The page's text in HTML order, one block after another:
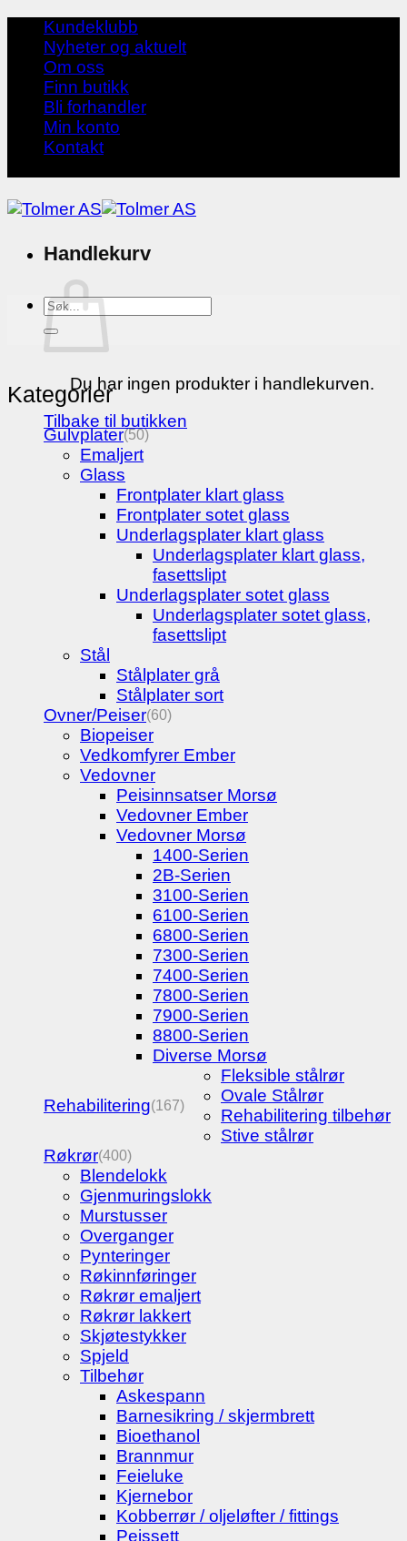
content
Kundeklubb
Nyheter og aktuelt
Om oss
Finn butikk
Bli forhandler
Min konto
Kontakt
Handlekurv
Du har ingen produkter i handlekurven.
Tilbake til butikken
Søk
etter:
Kategorier
Gulvplater(50)
Emaljert
Glass
Frontplater klart glass
Frontplater sotet glass
Underlagsplater klart glass
Underlagsplater klart glass,
fasettslipt
Underlagsplater sotet glass
Underlagsplater sotet glass,
fasettslipt
Stål
Stålplater grå
Stålplater sort
Ovner/Peiser(60)
Biopeiser
Vedkomfyrer Ember
Vedovner
Peisinnsatser Morsø
Vedovner Ember
Vedovner Morsø
1400-Serien
2B-Serien
3100-Serien
6100-Serien
6800-Serien
7300-Serien
7400-Serien
7800-Serien
7900-Serien
8800-Serien
Diverse Morsø
Rehabilitering(167)
Fleksible stålrør
Ovale Stålrør
Rehabilitering tilbehør
Stive stålrør
Røkrør(400)
Blendelokk
Gjenmuringslokk
Murstusser
Overganger
Pynteringer
Røkinnføringer
Røkrør emaljert
Røkrør lakkert
Skjøtestykker
Spjeld
Tilbehør
Askespann
Barnesikring / skjermbrett
Bioethanol
Brannmur
Feieluke
Kjernebor
Kobberrør / oljeløfter / fittings
Peissett